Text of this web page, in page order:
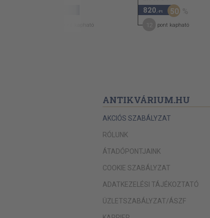
Nem csoda, hogy szebb verset írok...
Bertran de Born:
Dicső Király, világosság, fénytenger...
Arnaut Daniel:
E szép, édes dallamra...
Ismeretlen Minnesänger:
pont kapható
820 ,-Ft 50
pont kapható
ANTIKVÁRIUM.HU
AKCIÓS SZABÁLYZAT
RÓLUNK
ÁTADÓPONTJAINK
COOKIE SZABÁLYZAT
ADATKEZELÉSI TÁJÉKOZTATÓ
ÜZLETSZABÁLYZAT/ÁSZF